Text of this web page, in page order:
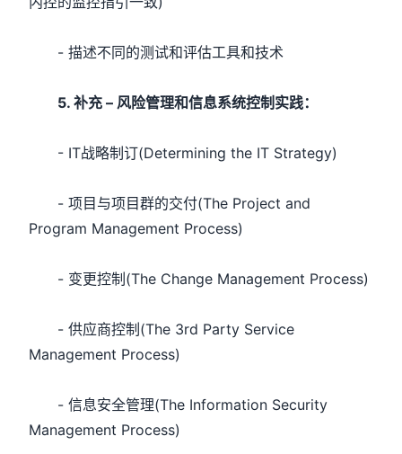
- 描述不同的测试和评估工具和技术
5. 补充 – 风险管理和信息系统控制实践：
- IT战略制订(Determining the IT Strategy)
- 项目与项目群的交付(The Project and
Program Management Process)
- 变更控制(The Change Management Process)
- 供应商控制(The 3rd Party Service
Management Process)
- 信息安全管理(The Information Security
Management Process)